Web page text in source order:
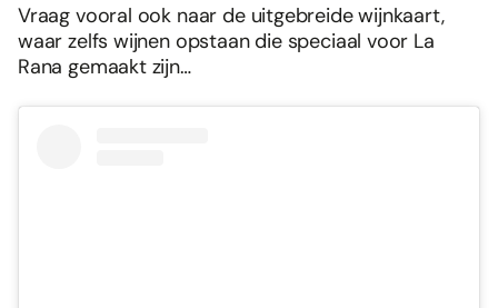
Vraag vooral ook naar de uitgebreide wijnkaart,
waar zelfs wijnen opstaan die speciaal voor La
Rana gemaakt zijn…